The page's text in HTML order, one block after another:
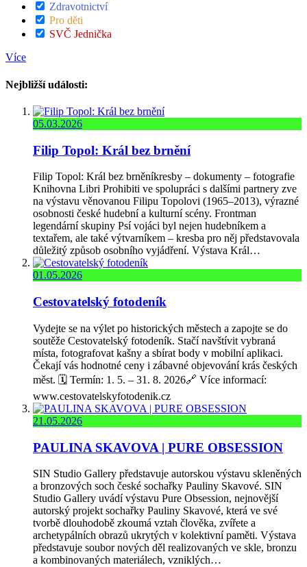
Zdravotnictví
Pro děti
SVČ Jednička
Více
Nejbližší události:
05.03.2026
Filip Topol: Král bez brnění
Filip Topol: Král bez brněníkresby – dokumenty – fotografie
Knihovna Libri Prohibiti ve spolupráci s dalšími partnery zve
na výstavu věnovanou Filipu Topolovi (1965–2013), výrazné
osobnosti české hudební a kulturní scény. Frontman
legendární skupiny Psí vojáci byl nejen hudebníkem a
textařem, ale také výtvarníkem – kresba pro něj představovala
důležitý způsob osobního vyjádření. Výstava Král…
01.05.2026
Cestovatelský fotodeník
Vydejte se na výlet po historických městech a zapojte se do
soutěže Cestovatelský fotodeník. Stačí navštívit vybraná
místa, fotografovat kašny a sbírat body v mobilní aplikaci.
Čekají vás hodnotné ceny i zábavné objevování krás českých
měst. 🗓️ Termín: 1. 5. – 31. 8. 2026🔗 Více informací:
www.cestovatelskyfotodenik.cz
21.05.2026
PAULINA SKAVOVA | PURE OBSESSION
SIN Studio Gallery představuje autorskou výstavu skleněných
a bronzových soch české sochařky Pauliny Skavové. SIN
Studio Gallery uvádí výstavu Pure Obsession, nejnovější
autorský projekt sochařky Pauliny Skavové, která ve své
tvorbě dlouhodobě zkoumá vztah člověka, zvířete a
archetypálních obrazů ukrytých v kolektivní paměti. Výstava
představuje soubor nových děl realizovaných ve skle, bronzu
a kombinovaných materiálech, vzniklých…